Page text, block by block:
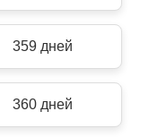
359 дней
360 дней